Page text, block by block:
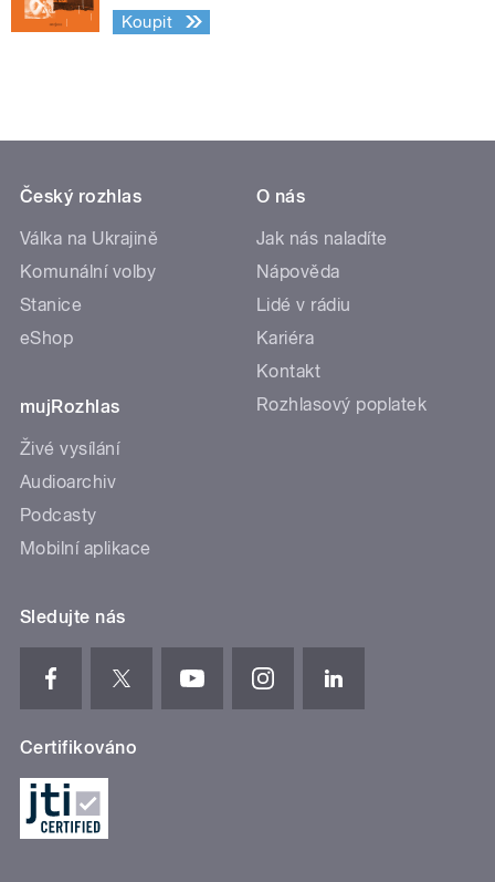
Koupit
Český rozhlas
Válka na Ukrajině
Komunální volby
Stanice
eShop
mujRozhlas
Živé vysílání
Audioarchiv
Podcasty
Mobilní aplikace
O nás
Jak nás naladíte
Nápověda
Lidé v rádiu
Kariéra
Kontakt
Rozhlasový poplatek
Sledujte nás
Certifikováno